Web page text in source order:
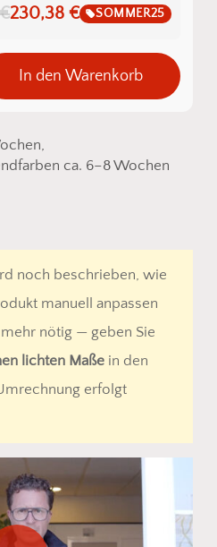
230,38 € SOMMER25
In den Warenkorb
ca. 6–8 Wochen
noch beschrieben, wie
manuell anpassen
nötig — geben Sie
lichten Maßein den
erfolgt
Video